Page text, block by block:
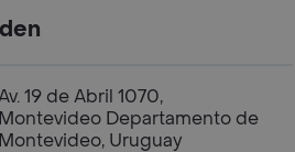
19 de Abril 1070,
Montevideo Departamento de
Montevideo, Uruguay